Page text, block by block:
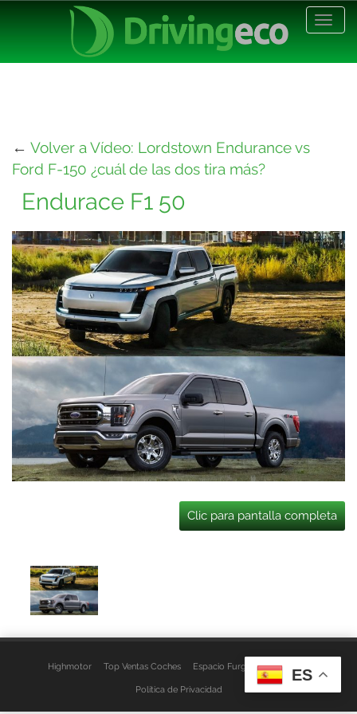
← Volver a Vídeo: Lordstown Endurance vs
Ford F-150 ¿cuál de las dos tira más?
Endurace F1 50
Clic para pantalla completa
Highmotor Top Ventas Coches Espacio Furgo Aviso Legal
Política de Privacidad
ES